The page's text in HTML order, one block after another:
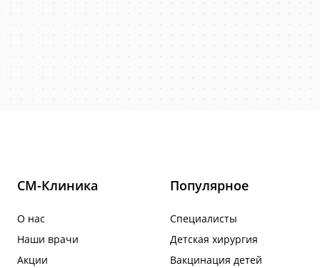
СМ-Клиника
О нас
Наши врачи
Акции
Популярное
Специалисты
Детская хирургия
Вакцинация детей